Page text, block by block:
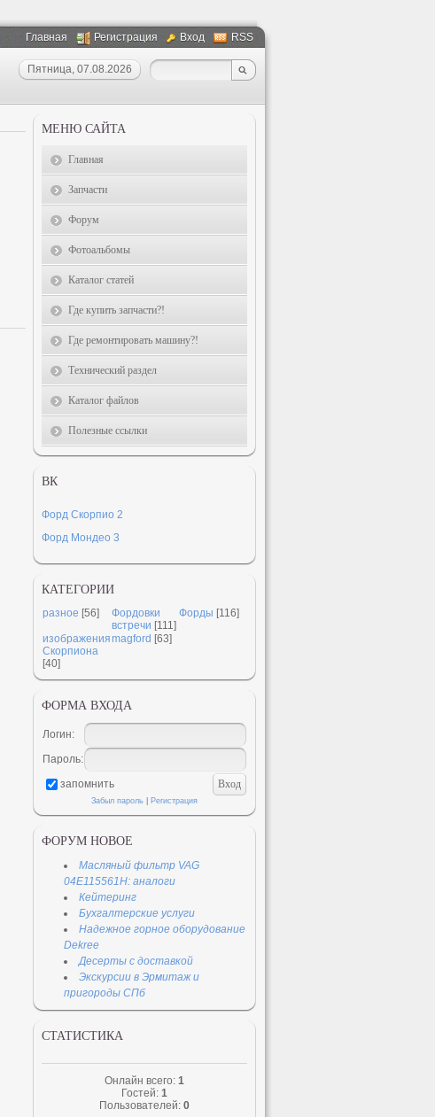
Главная Регистрация Вход RSS
Пятница, 07.08.2026
МЕНЮ САЙТА
Главная
Запчасти
Форум
Фотоальбомы
Каталог статей
Где купить запчасти?!
Где ремонтировать машину?!
Технический раздел
Каталог файлов
Полезные ссылки
ВК
Форд Скорпио 2
Форд Мондео 3
КАТЕГОРИИ
разное [56]
Фордовки
встречи [111]
Форды [116]
изображения
Скорпиона
[40]
magford [63]
ФОРМА ВХОДА
Логин:
Пароль:
запомнить
Забыл пароль Регистрация
ФОРУМ НОВОЕ
Масляный фильтр VAG
04E115561H: аналоги
Кейтеринг
Бухгалтерские услуги
Надежное горное оборудование
Dekree
Десерты с доставкой
Экскурсии в Эрмитаж и
пригороды СПб
СТАТИСТИКА
Онлайн всего: 1
Гостей: 1
Пользователей: 0